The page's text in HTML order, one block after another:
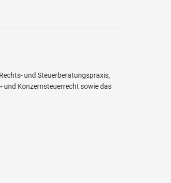
und Steuerberatungspraxis,
und Konzernsteuerrecht sowie das